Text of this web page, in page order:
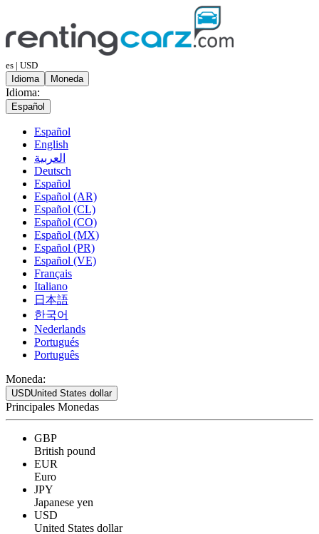
es | USD
Idioma
Moneda
Idioma:
Español
Español
English
العربية
Deutsch
Español
Español (AR)
Español (CL)
Español (CO)
Español (MX)
Español (PR)
Español (VE)
Français
Italiano
日本語
한국어
Nederlands
Portugués
Português
Moneda:
USDUnited States dollar
Principales Monedas
GBP
British pound
EUR
Euro
JPY
Japanese yen
USD
United States dollar